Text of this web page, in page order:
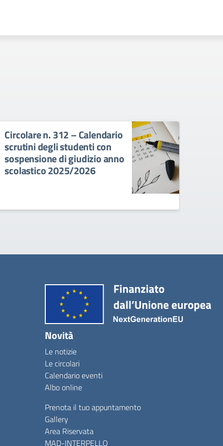
Circolare n. 312 – Calendario
scrutini degli studenti con
sospensione di giudizio anno
scolastico 2025/2026
Novità
Le notizie
Le circolari
Calendario eventi
Albo online
Prenota il tuo appuntamento
Gallery
Area Riservata
MAD-INTERPELLO